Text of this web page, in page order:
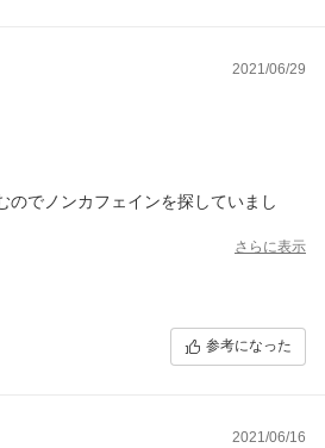
2021/06/29
のでノンカフェインを探していまし
が、とってもいい香りで満足です^ ^
て、お得感しかありません(*ﾟ▽ﾟ)ﾉ
なくなる前にリピしたいです♪
さらに表示
参考になった
2021/06/16